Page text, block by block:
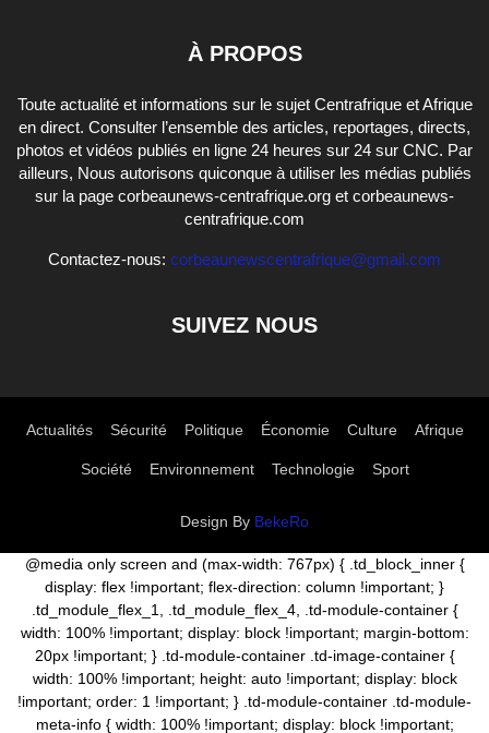
À PROPOS
Toute actualité et informations sur le sujet Centrafrique et Afrique
en direct. Consulter l’ensemble des articles, reportages, directs,
photos et vidéos publiés en ligne 24 heures sur 24 sur CNC. Par
ailleurs, Nous autorisons quiconque à utiliser les médias publiés
sur la page corbeaunews-centrafrique.org et corbeaunews-
centrafrique.com
Contactez-nous: corbeaunewscentrafrique@gmail.com
SUIVEZ NOUS
Actualités Sécurité Politique Économie Culture Afrique
Société Environnement Technologie Sport
Design By BekeRo
@media only screen and (max-width: 767px) { .td_block_inner {
display: flex !important; flex-direction: column !important; }
.td_module_flex_1, .td_module_flex_4, .td-module-container {
width: 100% !important; display: block !important; margin-bottom:
20px !important; } .td-module-container .td-image-container {
width: 100% !important; height: auto !important; display: block
!important; order: 1 !important; } .td-module-container .td-module-
meta-info { width: 100% !important; display: block !important;